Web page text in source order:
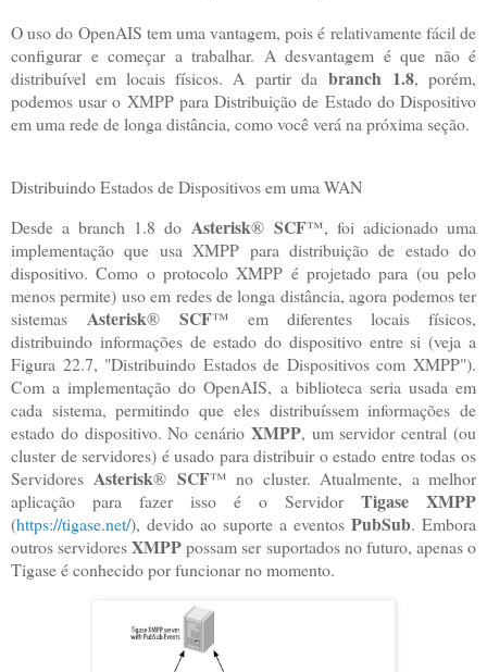
O uso do OpenAIS tem uma vantagem, pois é relativamente fácil de
configurar e começar a trabalhar. A desvantagem é que não é
distribuível em locais físicos. A partir da branch 1.8, porém,
podemos usar o XMPP para Distribuição de Estado do Dispositivo
em uma rede de longa distância, como você verá na próxima seção.
Distribuindo Estados de Dispositivos em uma WAN
Desde a branch 1.8 do Asterisk® SCF™, foi adicionado uma
implementação que usa XMPP para distribuição de estado do
dispositivo. Como o protocolo XMPP é projetado para (ou pelo
menos permite) uso em redes de longa distância, agora podemos ter
sistemas Asterisk® SCF™ em diferentes locais físicos,
distribuindo informações de estado do dispositivo entre si (veja a
Figura 22.7, "Distribuindo Estados de Dispositivos com XMPP").
Com a implementação do OpenAIS, a biblioteca seria usada em
cada sistema, permitindo que eles distribuíssem informações de
estado do dispositivo. No cenário XMPP, um servidor central (ou
cluster de servidores) é usado para distribuir o estado entre todas os
Servidores Asterisk® SCF™ no cluster. Atualmente, a melhor
aplicação para fazer isso é o Servidor Tigase XMPP
(https://tigase.net/), devido ao suporte a eventos PubSub. Embora
outros servidoresXMPPpossam ser suportados no futuro, apenas o
Tigase é conhecido por funcionar no momento.